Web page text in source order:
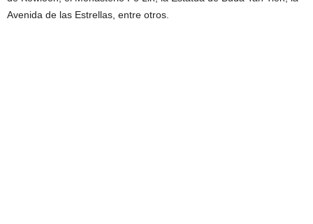
Avenida de las Estrellas, entre otros.